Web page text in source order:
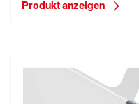
Produkt anzeigen